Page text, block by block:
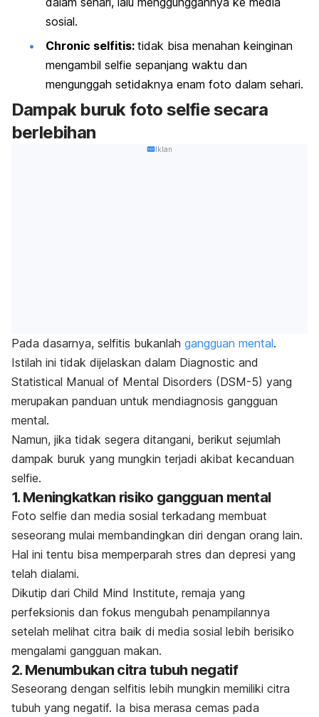
sosial.
Chronic selfitis: tidak bisa menahan keinginan
mengambil selfie sepanjang waktu dan
mengunggah setidaknya enam foto dalam sehari.
Dampak buruk foto selfiesecara
berlebihan
Iklan
Pada dasarnya, selfitis bukanlah gangguan mental.
Istilah ini tidak dijelaskan dalam Diagnostic and
Statistical Manual of Mental Disorders (DSM-5) yang
merupakan panduan untuk mendiagnosis gangguan
mental.
Namun, jika tidak segera ditangani, berikut sejumlah
dampak buruk yang mungkin terjadi akibat kecanduan
selfie.
1. Meningkatkan risiko gangguan mental
Foto selfie dan media sosial terkadang membuat
seseorang mulai membandingkan diri dengan orang lain.
Hal ini tentu bisa memperparah stres dan depresi yang
telah dialami.
Dikutip dari Child Mind Institute, remaja yang
perfeksionis dan fokus mengubah penampilannya
setelah melihat citra baik di media sosial lebih berisiko
mengalami gangguan makan.
2. Menumbukan citra tubuh negatif
Seseorang dengan selfitis lebih mungkin memiliki citra
tubuh yang negatif. Ia bisa merasa cemas pada